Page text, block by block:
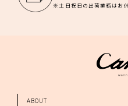
※土日祝日の出荷業務はお
ABOUT